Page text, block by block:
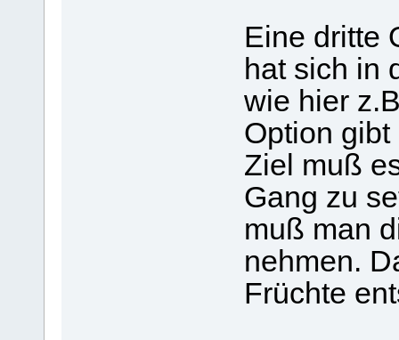
Eine dritte
hat sich in
wie hier
Option gibt
Ziel muß
Gang zu
muß man
nehmen.
Früchte